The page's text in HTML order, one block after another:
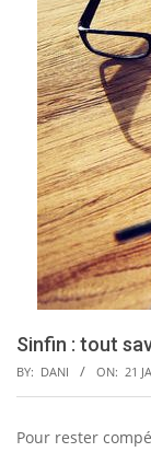
Sinfin : tout
BY: DANI ON: 21
Pour rester